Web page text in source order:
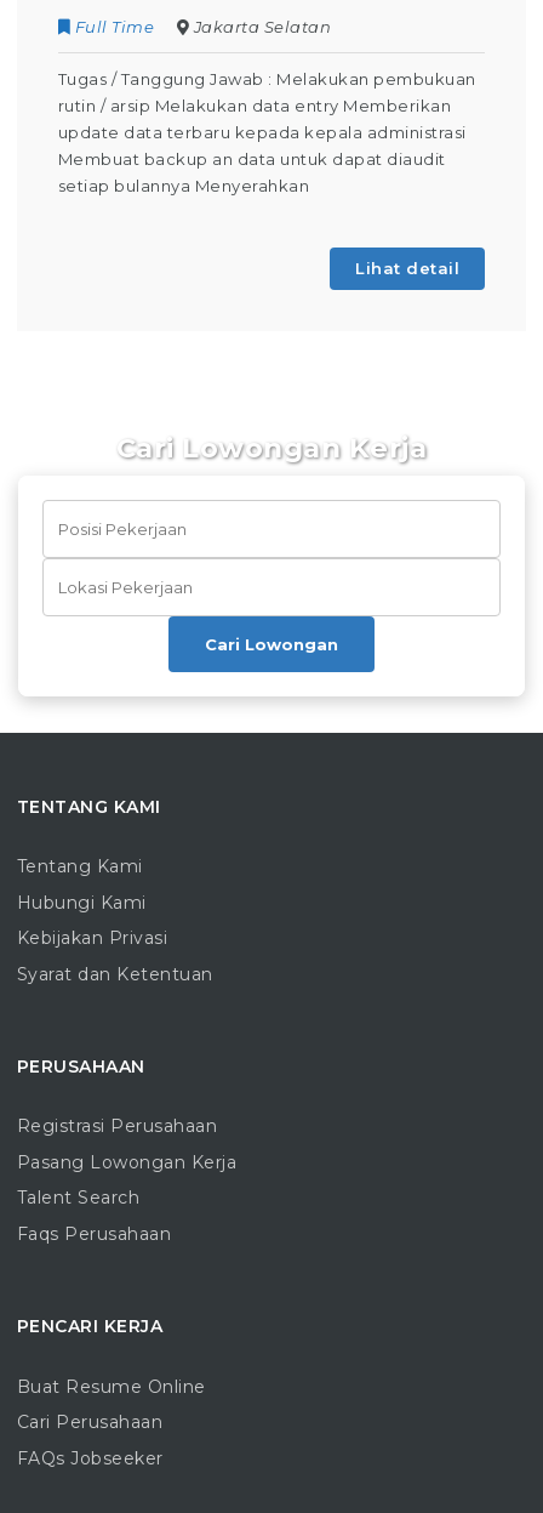
Full Time
Jakarta Selatan
Tugas / Tanggung Jawab : Melakukan pembukuan
rutin / arsip Melakukan data entry Memberikan
update data terbaru kepada kepala administrasi
Membuat backup an data untuk dapat diaudit
setiap bulannya Menyerahkan
Lihat detail
Cari Lowongan Kerja
Cari Lowongan
TENTANG KAMI
Tentang Kami
Hubungi Kami
Kebijakan Privasi
Syarat dan Ketentuan
PERUSAHAAN
Registrasi Perusahaan
Pasang Lowongan Kerja
Talent Search
Faqs Perusahaan
PENCARI KERJA
Buat Resume Online
Cari Perusahaan
FAQs Jobseeker